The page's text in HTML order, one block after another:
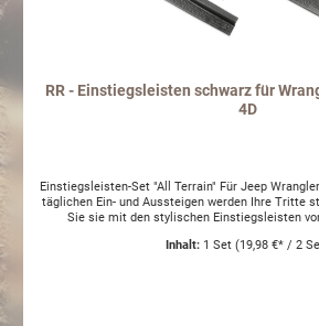
RR - Einstiegsleisten schwarz für
4D
Einstiegsleisten-Set "All Terrain" Für Jeep
täglichen Ein- und Aussteigen werden Ihre Tritte
Sie sie mit den stylischen Einstiegsleisten
Terrain" Design4-teilges Set
Inhalt: 1 Set (19,98 €* / 2